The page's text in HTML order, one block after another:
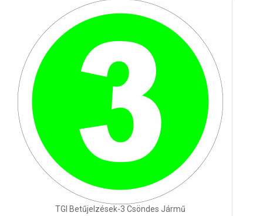
TGI Betűjelzések-3 Csöndes Jármű